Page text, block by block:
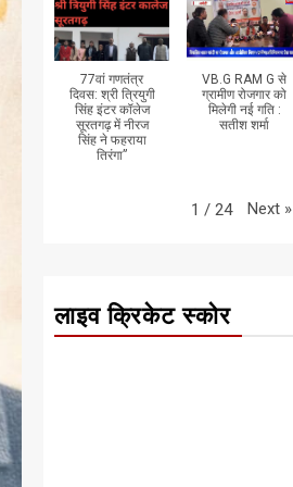
77वां गणतंत्र
दिवस: श्री त्रियुगी
सिंह इंटर कॉलेज
सूरतगढ़ में नीरज
सिंह ने फहराया
तिरंगा”
VB.G RAM G से
ग्रामीण रोजगार को
मिलेगी नई गति :
सतीश शर्मा
1 / 24 Next »
लाइव क्रिकेट स्कोर